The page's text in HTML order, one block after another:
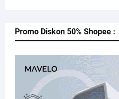
Promo Diskon 50% Shopee :